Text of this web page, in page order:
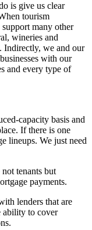
is give us clear
tourism
many other
wineries and
Indirectly, we and our
with our
and every type of
capacity basis and
If there is one
lineups. We just need
tenants but
payments.
lenders that are
ability to cover